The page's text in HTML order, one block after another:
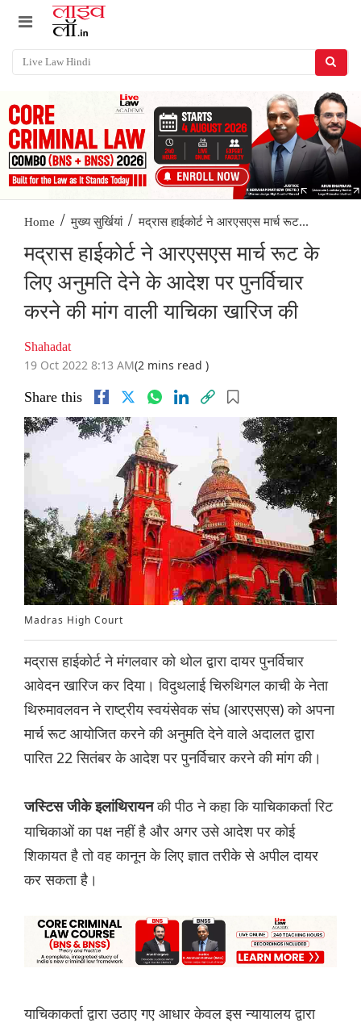
Home / मुख्य सुर्खियां / मद्रास हाईकोर्ट ने आरएसएस मार्च रूट...
मद्रास हाईकोर्ट ने आरएसएस मार्च रूट के
लिए अनुमति देने के आदेश पर पुनर्विचार
करने की मांग वाली याचिका खारिज की
Shahadat
19 Oct 2022 8:13 AM(2 mins read )
Share this
Madras High Court
मद्रास हाईकोर्ट ने मंगलवार को थोल द्वारा दायर पुनर्विचार
आवेदन खारिज कर दिया। विदुथलाई चिरुथिगल काची के नेता
थिरुमावलवन ने राष्ट्रीय स्वयंसेवक संघ (आरएसएस) को अपना
मार्च रूट आयोजित करने की अनुमति देने वाले अदालत द्वारा
पारित 22 सितंबर के आदेश पर पुनर्विचार करने की मांग की।
जस्टिस जीके इलांथिरायनकी पीठ ने कहा कि याचिकाकर्ता रिट
याचिकाओं का पक्ष नहीं है और अगर उसे आदेश पर कोई
शिकायत है तो वह कानून के लिए ज्ञात तरीके से अपील दायर
कर सकता है।
याचिकाकर्ता द्वारा उठाए गए आधार केवल इस न्यायालय द्वारा